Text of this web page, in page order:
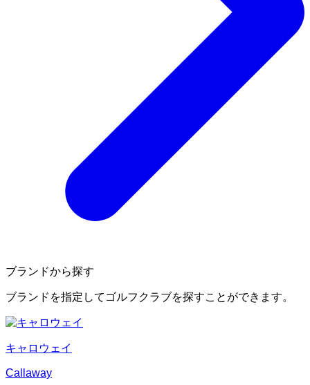
ブランドから探す
ブランドを指定してゴルフクラブを探すことができます。
キャロウェイ
Callaway